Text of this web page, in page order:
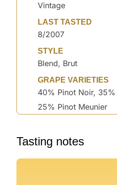
Vintage
LAST TASTED
8/2007
STYLE
Blend, Brut
GRAPE VARIETIES
40% Pinot Noir,
25% Pinot Meunier
Tasting notes
°
°